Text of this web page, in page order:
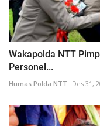
Wakapolda NTT
Personel...
Humas Polda NTT Des 31,